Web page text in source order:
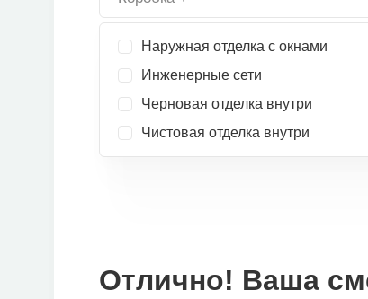
Наружная отделка с окнами
Инженерные сети
Черновая отделка внутри
Чистовая отделка внутри
Отлично! Ваша